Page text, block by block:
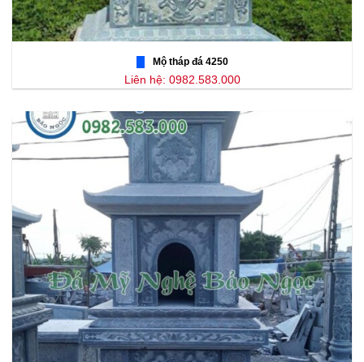
Mộ tháp đá 4250
Liên hệ: 0982.583.000